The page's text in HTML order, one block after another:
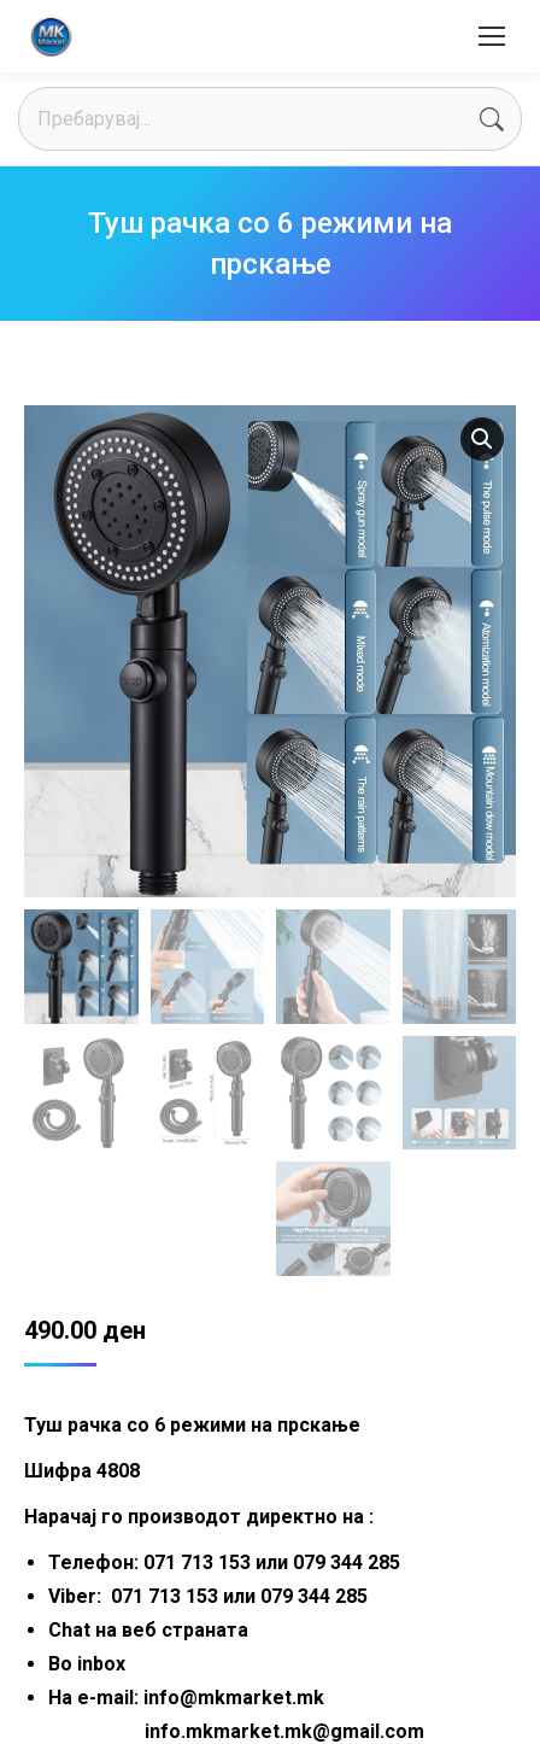
Search:
Туш рачка со 6 режими на
прскање
490.00 ден
Туш рачка со 6 режими на прскање
Шифра 4808
Нарачај го производот директно на :
Телефон: 071 713 153 или 079 344 285
Viber: 071 713 153 или 079 344 285
Chat на веб страната
Во inbox
На e-mail: info@mkmarket.mk
info.mkmarket.mk@gmail.com